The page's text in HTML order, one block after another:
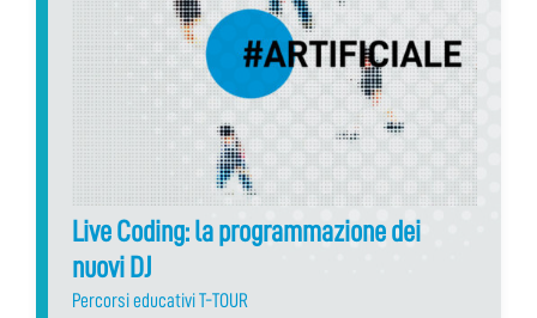
Live Coding: la programmazione dei
nuovi DJ
Percorsi educativi T-TOUR